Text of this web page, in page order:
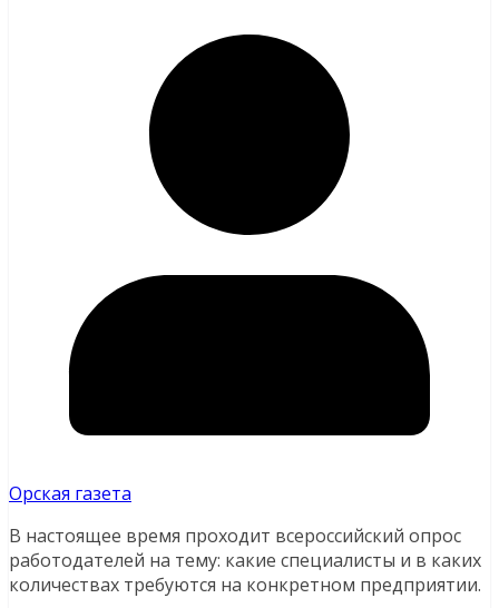
Орская газета
В настоящее время проходит всероссийский опрос
работодателей на тему: какие специалисты и в каких
количествах требуются на конкретном предприятии.